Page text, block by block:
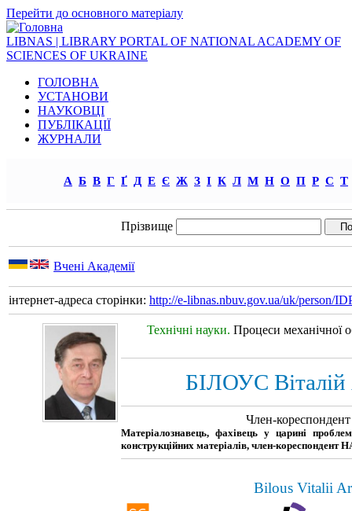
Перейти до основного матеріалу
LIBNAS | LIBRARY PORTAL OF NATIONAL ACADEMY OF
SCIENCES OF UKRAINE
ГОЛОВНА
УСТАНОВИ
НАУКОВЦІ
ПУБЛІКАЦІЇ
ЖУРНАЛИ
А Б В Г Ґ Д Е Є Ж З І К Л М Н О П Р С Т
Прізвище
Вчені Академії
інтернет-адреса сторінки: http://e-libnas.nbuv.gov.ua/uk/person/
Технічні науки. Процеси механічної
БІЛОУС Віталій
Член-
Матеріалознавець, фахівець у царині
конструкційних матеріалів, член-кореспондент
Bilous Vitalii